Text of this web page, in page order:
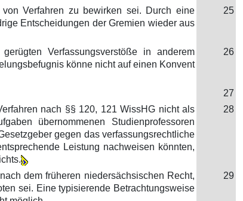
Verfahren zu bewirken sei. Durch eine
Entscheidungen der Gremien wieder aus
25
Verfassungsverstöße in anderem
könne nicht auf einen Konvent
26
27
nach §§ 120, 121 WissHG nicht als
übernommenen Studienprofessoren
gegen das verfassungsrechtliche
Leistung nachweisen könnten,
28
dem früheren niedersächsischen Recht,
sei. Eine typisierende Betrachtungsweise
29